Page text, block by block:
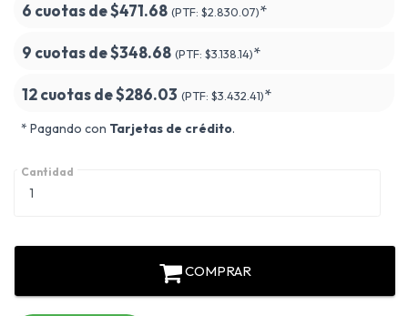
6 cuotas de$471.68 (PTF: $2.830.07)*
9 cuotas de$348.68 (PTF: $3.138.14)*
12 cuotas de$286.03 (PTF: $3.432.41)*
* Pagando con Tarjetas de crédito.
Cantidad
COMPRAR